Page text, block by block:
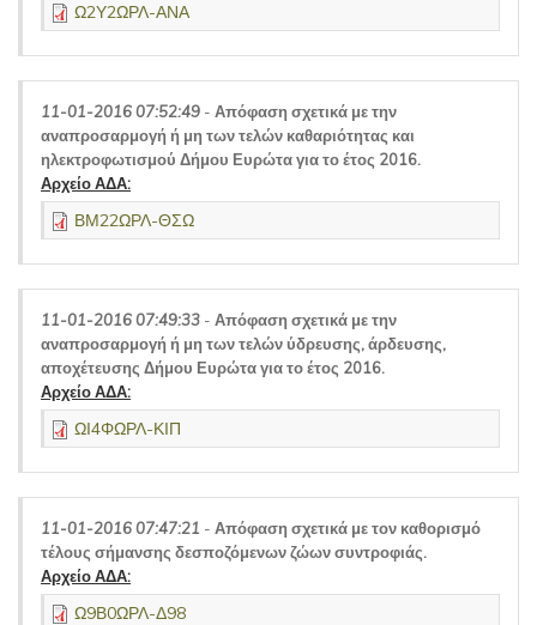
Ω2Υ2ΩΡΛ-ΑΝΑ
11-01-2016 07:52:49 - Απόφαση σχετικά με την
αναπροσαρμογή ή μη των τελών καθαριότητας και
ηλεκτροφωτισμού Δήμου Ευρώτα για το έτος 2016.
Αρχείο ΑΔΑ:
ΒΜ22ΩΡΛ-ΘΣΩ
11-01-2016 07:49:33 - Απόφαση σχετικά με την
αναπροσαρμογή ή μη των τελών ύδρευσης, άρδευσης,
αποχέτευσης Δήμου Ευρώτα για το έτος 2016.
Αρχείο ΑΔΑ:
ΩΙ4ΦΩΡΛ-ΚΙΠ
11-01-2016 07:47:21 - Απόφαση σχετικά με τον καθορισμό
τέλους σήμανσης δεσποζόμενων ζώων συντροφιάς.
Αρχείο ΑΔΑ:
Ω9Β0ΩΡΛ-Δ98